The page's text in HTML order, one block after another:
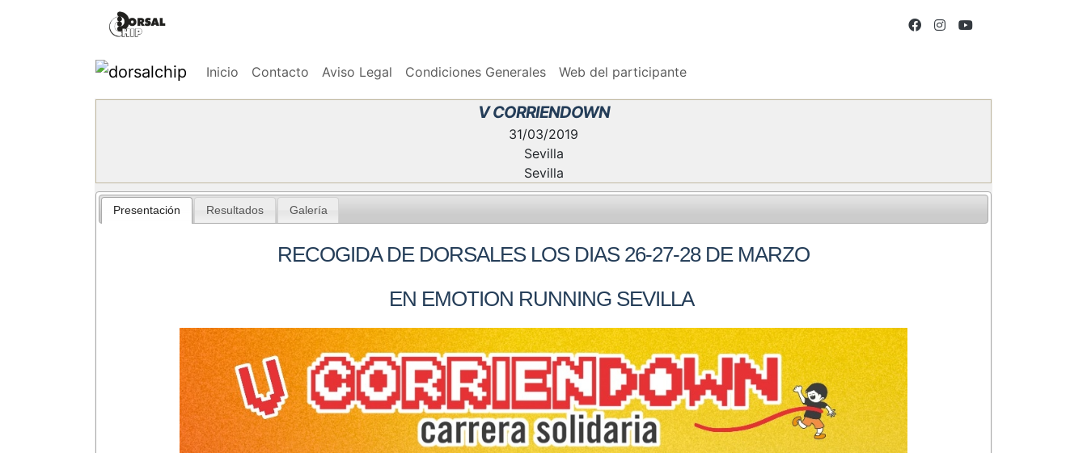
Inicio Contacto Aviso Legal Condiciones Generales Web del participante
V CORRIENDOWN
31/03/2019
Sevilla
Sevilla
Presentación Resultados Galería
RECOGIDA DE DORSALES LOS DIAS 26-27-28 DE MARZO
EN EMOTION RUNNING SEVILLA